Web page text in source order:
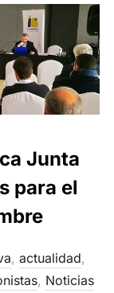
Junta
para el
, actualidad,
, Noticias